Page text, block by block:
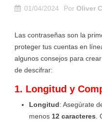
01/04/2024 Por Oliver
Las contraseñas son la
proteger tus cuentas en
algunos consejos para
de descifrar:
1. Longitud y
Longitud: Asegúrate
menos 12 caracteres.